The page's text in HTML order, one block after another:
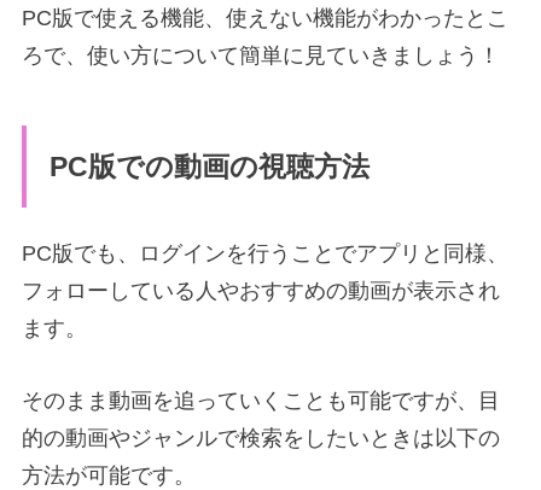
PC版で使える機能、使えない機能がわかったとこ
ろで、使い方について簡単に見ていきましょう！
PC版での動画の視聴方法
PC版でも、ログインを行うことでアプリと同様、
フォローしている人やおすすめの動画が表示され
ます。
そのまま動画を追っていくことも可能ですが、目
的の動画やジャンルで検索をしたいときは以下の
方法が可能です。